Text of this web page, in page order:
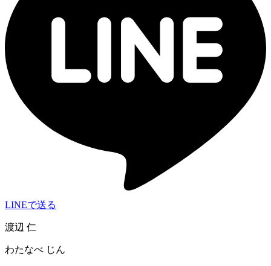
LINEで送る
渡辺 仁
わたなべ じん